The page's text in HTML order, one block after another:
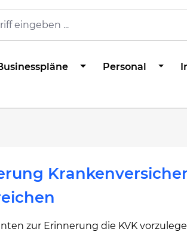
Personal
zur Erinnerung die KVK